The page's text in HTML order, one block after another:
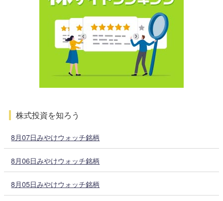
株式投資を知ろう
8月07日みやけウォッチ銘柄
8月06日みやけウォッチ銘柄
8月05日みやけウォッチ銘柄